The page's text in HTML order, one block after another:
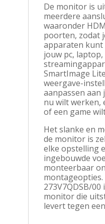
De monitor is
meerdere
waaronder
poorten, zodat
apparaten kunt
jouw pc,
SmartImage
weergave-
aanpassen
nu wilt werken,
of een game
Het slanke en
de monitor is
elke opstelling
ingebouwde
monteerbaar
montageopties.
273V7QDSB/
monitor die
levert tegen